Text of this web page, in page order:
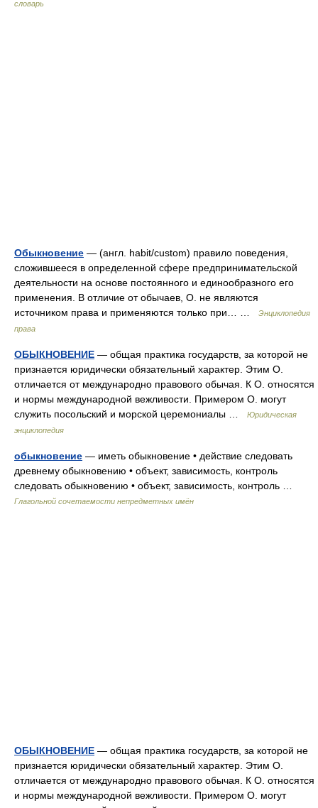
словарь
Обыкновение — (англ. habit/custom) правило поведения,
сложившееся в определенной сфере предпринимательской
деятельности на основе постоянного и единообразного его
применения. В отличие от обычаев, О. не являются
источником права и применяются только при… …
Энциклопедия
права
ОБЫКНОВЕНИЕ — общая практика государств, за которой не
признается юридически обязательный характер. Этим О.
отличается от международно правового обычая. К О. относятся
и нормы международной вежливости. Примером О. могут
служить посольский и морской церемониалы …
Юридическая
энциклопедия
обыкновение — иметь обыкновение • действие следовать
древнему обыкновению • объект, зависимость, контроль
следовать обыкновению • объект, зависимость, контроль …
Глагольной сочетаемости непредметных имён
ОБЫКНОВЕНИЕ — общая практика государств, за которой не
признается юридически обязательный характер. Этим О.
отличается от международно правового обычая. К О. относятся
и нормы международной вежливости. Примером О. могут